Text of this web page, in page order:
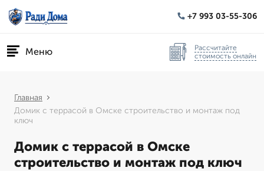
+7 993 03-55-306
Меню
Рассчитайте
стоимость онлайн
Главная
Домик с террасой в Омске строительство и монтаж под
ключ
Домик с террасой в Омске
строительство и монтаж под ключ